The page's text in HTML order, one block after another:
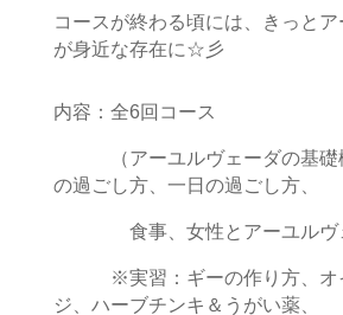
コースが終わる頃には、きっと
が身近な存在に☆彡
内容：全6回コース
（アーユルヴェーダの基礎
の過ごし方、一日の過ごし方、
食事、女性とアーユルヴェ
※実習：ギーの作り方、オ
ジ、ハーブチンキ＆うがい薬、